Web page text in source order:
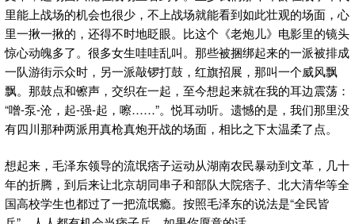
里能上战场的机会也很少，不上战场就能看到如此壮观的场面，心
里一揪一揪的，还得不时地眨眼。比这个《老炮儿》电影里的镜头
惊心动魄多了。很多女生哇哇乱叫。那些被捆绑起来的一派被排成
一队游街示众时，另一派敲锣打鼓，红旗招展，那叫一个威风飘
飘。那鼓点和镲声，交织在一起，至今想起来就在我的耳边震荡：
“噌-泵-沧，起-强-起，嚓……”。悦耳动听。遗憾的是，我们那里没
有四川那种两派用真枪真炮开战的场面，相比之下太温柔了点。
想起来，毛泽东领导的流氓痞子运动从湖南农民暴动到文革，几十
年的折腾，到后来让北京胡同串子和部队大院痞子、北大清华等全
国高校学生也都过了一把流氓瘾。按照毛泽东的说法是“全民皆